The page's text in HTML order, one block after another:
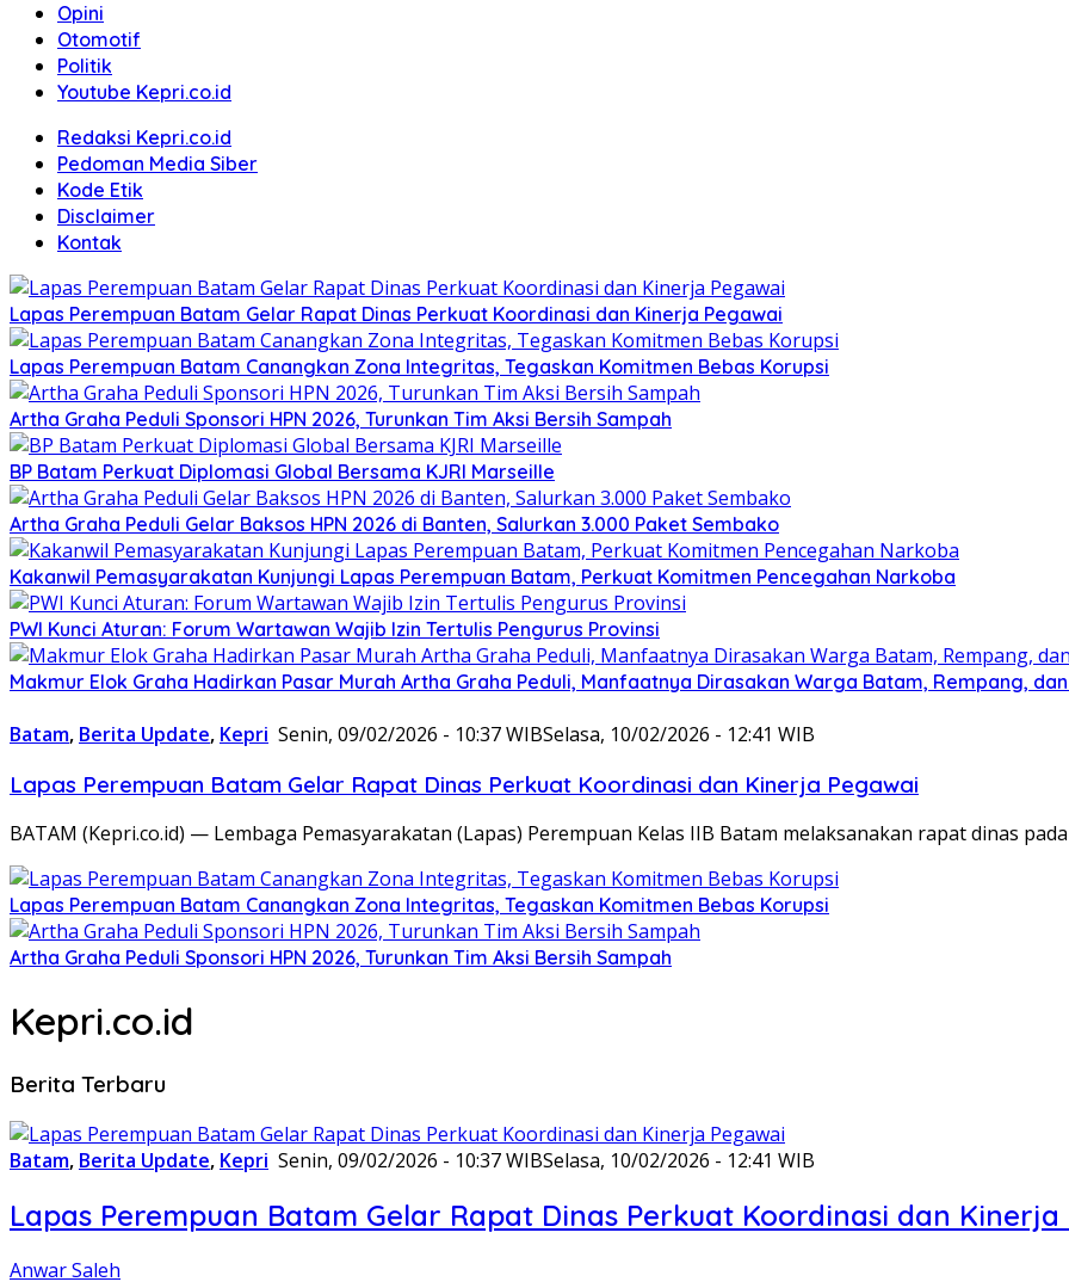
Opini
Otomotif
Politik
Youtube Kepri.co.id
Redaksi Kepri.co.id
Pedoman Media Siber
Kode Etik
Disclaimer
Kontak
Lapas Perempuan Batam Gelar Rapat Dinas Perkuat Koordinasi dan Kinerja Pegawai
Lapas Perempuan Batam Canangkan Zona Integritas, Tegaskan Komitmen Bebas Korupsi
Artha Graha Peduli Sponsori HPN 2026, Turunkan Tim Aksi Bersih Sampah
BP Batam Perkuat Diplomasi Global Bersama KJRI Marseille
Artha Graha Peduli Gelar Baksos HPN 2026 di Banten, Salurkan 3.000 Paket Sembako
Kakanwil Pemasyarakatan Kunjungi Lapas Perempuan Batam, Perkuat Komitmen Pencegahan Narkoba
PWI Kunci Aturan: Forum Wartawan Wajib Izin Tertulis Pengurus Provinsi
Makmur Elok Graha Hadirkan Pasar Murah Artha Graha Peduli, Manfaatnya Dirasakan Warga Batam, Rempang,
Batam, Berita Update, Kepri Senin, 09/02/2026 - 10:37 WIBSelasa, 10/02/2026 - 12:41 WIB
Lapas Perempuan Batam Gelar Rapat Dinas Perkuat Koordinasi dan Kinerja Pegawai
BATAM (Kepri.co.id) — Lembaga Pemasyarakatan (Lapas) Perempuan Kelas IIB Batam melaksanakan rapat dinas
Lapas Perempuan Batam Canangkan Zona Integritas, Tegaskan Komitmen Bebas Korupsi
Artha Graha Peduli Sponsori HPN 2026, Turunkan Tim Aksi Bersih Sampah
Kepri.co.id
Berita Terbaru
Batam, Berita Update, Kepri Senin, 09/02/2026 - 10:37 WIBSelasa, 10/02/2026 - 12:41 WIB
Lapas Perempuan Batam Gelar Rapat Dinas Perkuat Koordinasi dan Kinerja
Anwar Saleh